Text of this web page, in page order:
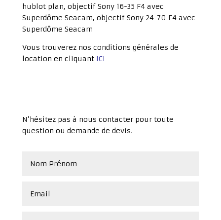
hublot plan, objectif Sony 16-35 F4 avec
Superdôme Seacam, objectif Sony 24-70 F4 avec
Superdôme Seacam
Vous trouverez nos conditions générales de
location en cliquant ICI
N’hésitez pas à nous contacter pour toute
question ou demande de devis.